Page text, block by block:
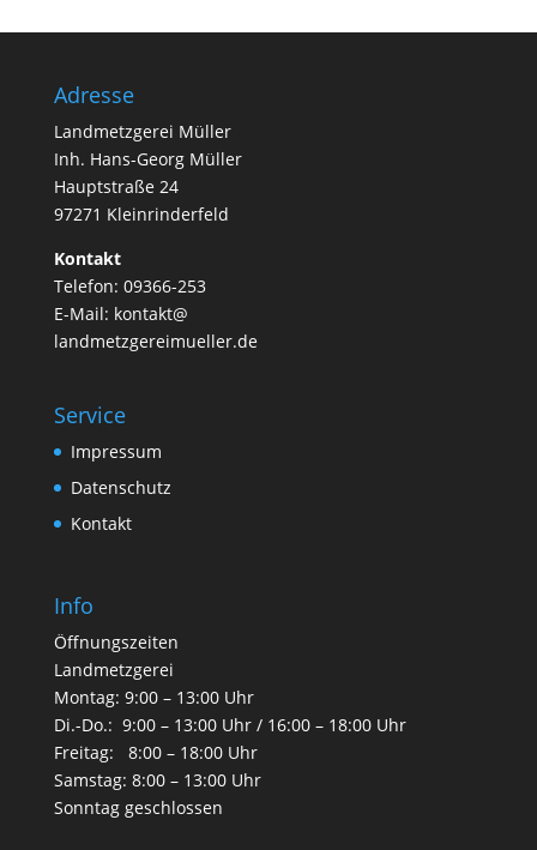
Adresse
Landmetzgerei Müller
Inh. Hans-Georg Müller
Hauptstraße 24
97271 Kleinrinderfeld
Kontakt
Telefon: 09366-253
E-Mail: kontakt@
landmetzgereimueller.de
Service
Impressum
Datenschutz
Kontakt
Info
Öffnungszeiten
Landmetzgerei
Montag: 9:00 – 13:00 Uhr
Di.-Do.: 9:00 – 13:00 Uhr / 16:00 – 18:00 Uhr
Freitag: 8:00 – 18:00 Uhr
Samstag: 8:00 – 13:00 Uhr
Sonntag geschlossen